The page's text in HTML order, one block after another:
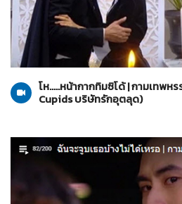
20-03-2560
The Cupids
โห.....หน้ากากทิมซิโด้ | กามเทพห
Cupids บริษัทรักอุตลุด)